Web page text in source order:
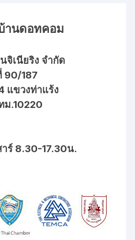
านดอทคอม
จิเนียริง จำกัด
90/187
แขวงท่าแร้ง
ม.10220
ร์ 8.30-17.30น.